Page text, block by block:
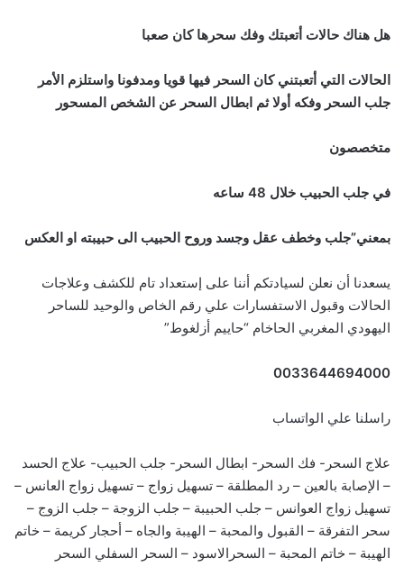
هل هناك حالات أتعبتك وفك سحرها كان صعبا
الحالات التي أتعبتني كان السحر فيها قويا ومدفونا واستلزم الأمر
جلب السحر وفكه أولا ثم ابطال السحر عن الشخص المسحور
متخصصون
في جلب الحبيب خلال 48 ساعه
بمعني”جلب وخطف عقل وجسد وروح الحبيب الى حبيبته او العكس
يسعدنا أن نعلن لسيادتكم أننا على إستعداد تام للكشف وعلاجات
الحالات وقبول الاستفسارات علي رقم الخاص والوحيد للساحر
اليهودي المغربي الحاخام “حاييم أزلغوط”
0033644694000
راسلنا علي الواتساب
علاج السحر- فك السحر- ابطال السحر- جلب الحبيب- علاج الحسد
– الإصابة بالعين – رد المطلقة – تسهيل زواج – تسهيل زواج العانس –
تسهيل زواج العوانس – جلب الحبيبة – جلب الزوجة – جلب الزوج –
سحر التفرقة – القبول والمحبة – الهيبة والجاه – أحجار كريمة – خاتم
الهيبة – خاتم المحبة – السحرالاسود – السحر السفلي السحر